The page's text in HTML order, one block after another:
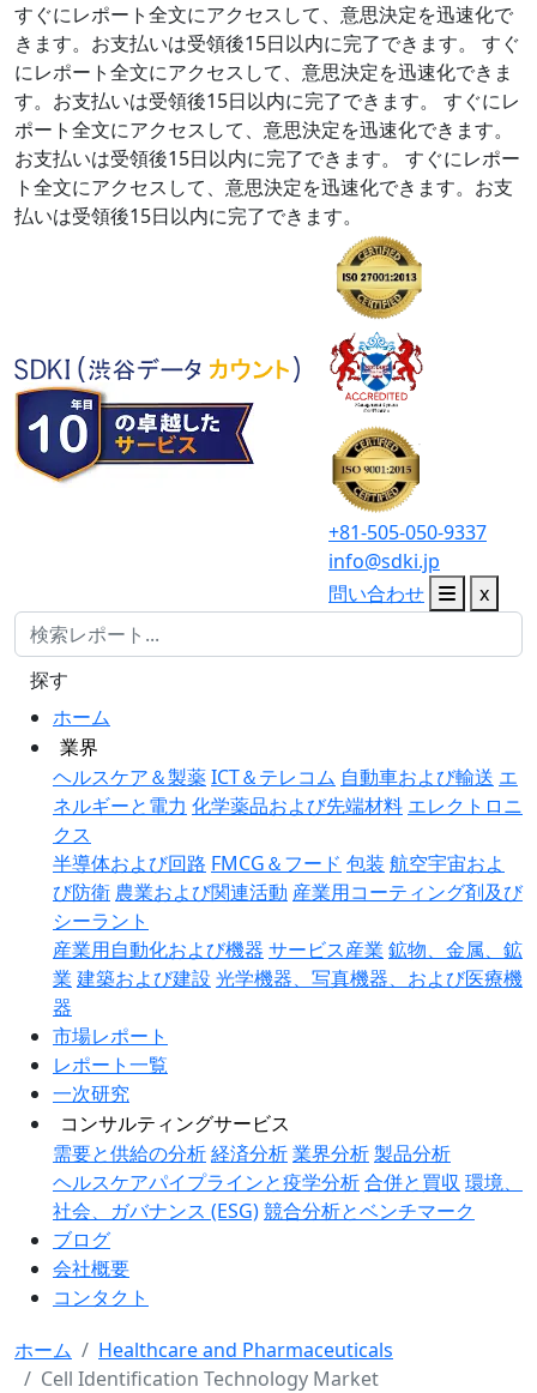
すぐにレポート全文にアクセスして、意思決定を迅速化で
きます。お支払いは受領後15日以内に完了できます。
すぐ
にレポート全文にアクセスして、意思決定を迅速化できま
す。お支払いは受領後15日以内に完了できます。
すぐにレ
ポート全文にアクセスして、意思決定を迅速化できます。
お支払いは受領後15日以内に完了できます。
すぐにレポー
ト全文にアクセスして、意思決定を迅速化できます。お支
払いは受領後15日以内に完了できます。
+81-505-050-9337
info@sdki.jp
問い合わせ
x
ホーム
業界
ヘルスケア＆製薬ICT＆テレコム 自動車および輸送 エ
ネルギーと電力 化学薬品および先端材料 エレクトロニ
クス
半導体および回路 FMCG＆フード 包装 航空宇宙およ
び防衛 農業および関連活動 産業用コーティング剤及び
シーラント
産業用自動化および機器 サービス産業 鉱物、金属、鉱
業 建築および建設 光学機器、写真機器、および医療機
器
市場レポート
レポート一覧
一次研究
コンサルティングサービス
需要と供給の分析経済分析業界分析製品分析
ヘルスケアパイプラインと疫学分析合併と買収 環境、
社会、ガバナンス (ESG)競合分析とベンチマーク
ブログ
会社概要
コンタクト
探す
ホーム
Healthcare and Pharmaceuticals
Cell Identification Technology Market